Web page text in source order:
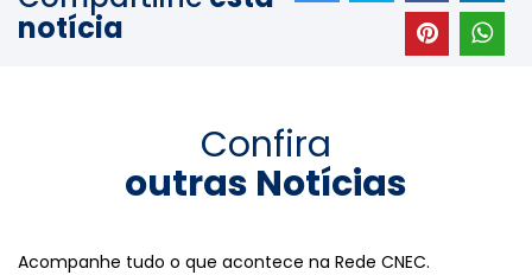
notícia
Confira
outras Notícias
Acompanhe tudo o que acontece na Rede CNEC.